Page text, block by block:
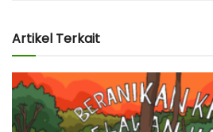
Artikel Terkait